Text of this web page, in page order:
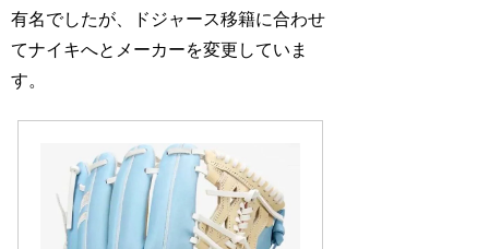
有名でしたが、ドジャース移籍に合わせ
てナイキへとメーカーを変更していま
す。